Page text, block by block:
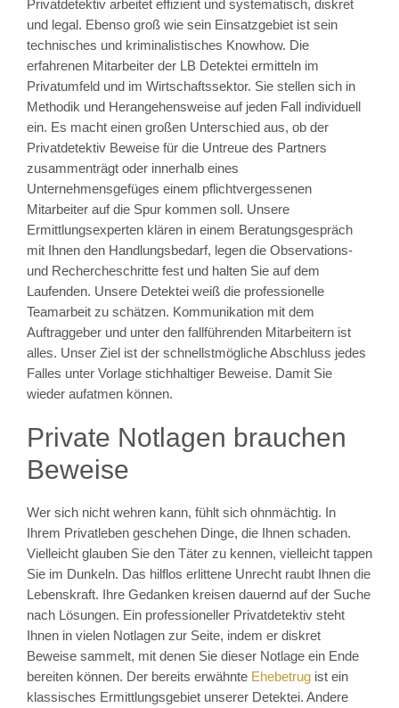
Privatdetektiv arbeitet effizient und systematisch, diskret
und legal. Ebenso groß wie sein Einsatzgebiet ist sein
technisches und kriminalistisches Knowhow. Die
erfahrenen Mitarbeiter der LB Detektei ermitteln im
Privatumfeld und im Wirtschaftssektor. Sie stellen sich in
Methodik und Herangehensweise auf jeden Fall individuell
ein. Es macht einen großen Unterschied aus, ob der
Privatdetektiv Beweise für die Untreue des Partners
zusammenträgt oder innerhalb eines
Unternehmensgefüges einem pflichtvergessenen
Mitarbeiter auf die Spur kommen soll. Unsere
Ermittlungsexperten klären in einem Beratungsgespräch
mit Ihnen den Handlungsbedarf, legen die Observations-
und Rechercheschritte fest und halten Sie auf dem
Laufenden. Unsere Detektei weiß die professionelle
Teamarbeit zu schätzen. Kommunikation mit dem
Auftraggeber und unter den fallführenden Mitarbeitern ist
alles. Unser Ziel ist der schnellstmögliche Abschluss jedes
Falles unter Vorlage stichhaltiger Beweise. Damit Sie
wieder aufatmen können.
Private Notlagen brauchen
Beweise
Wer sich nicht wehren kann, fühlt sich ohnmächtig. In
Ihrem Privatleben geschehen Dinge, die Ihnen schaden.
Vielleicht glauben Sie den Täter zu kennen, vielleicht tappen
Sie im Dunkeln. Das hilflos erlittene Unrecht raubt Ihnen die
Lebenskraft. Ihre Gedanken kreisen dauernd auf der Suche
nach Lösungen. Ein professioneller Privatdetektiv steht
Ihnen in vielen Notlagen zur Seite, indem er diskret
Beweise sammelt, mit denen Sie dieser Notlage ein Ende
bereiten können. Der bereits erwähnte Ehebetrug ist ein
klassisches Ermittlungsgebiet unserer Detektei. Andere